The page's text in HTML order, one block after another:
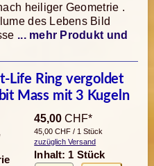
heiliger Geometrie .
des Lebens Bild
... mehr Produkt und
Life Ring vergoldet
Mass mit 3 Kugeln
45,00 CHF*
45,00 CHF / 1 Stück
zuzüglich Versand
Inhalt: 1 Stück